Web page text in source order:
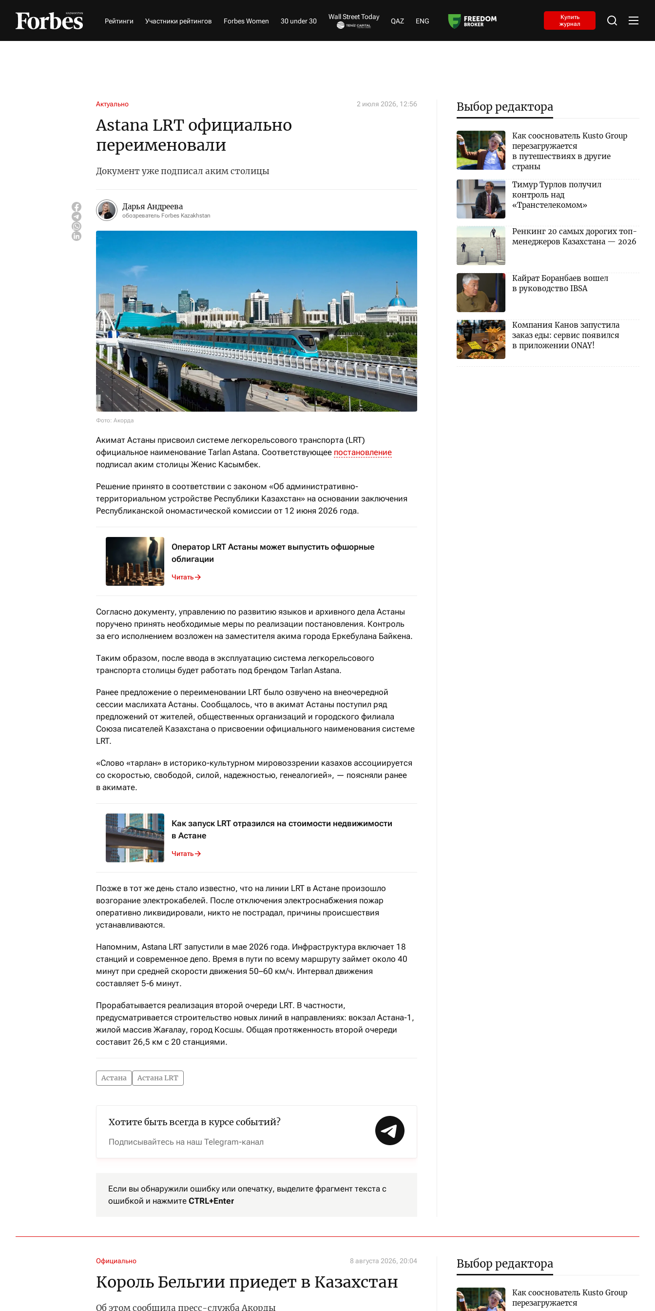
Рейтинги Участники рейтингов Forbes Women 30 under 30
Wall Street Today
QAZ ENG
Купить
журнал
Актуально 2 июля 2026, 12:56
Astana LRT официально
переименовали
Документ уже подписал аким столицы
Дарья Андреева
обозреватель Forbes Kazakhstan
Фото: Акорда
Акимат Астаны присвоил системе легкорельсового транспорта (LRT)
официальное наименование Tarlan Astana. Соответствующее постановление
подписал аким столицы Женис Касымбек.
Решение принято в соответствии с законом «Об административно-
территориальном устройстве Республики Казахстан» на основании заключения
Республиканской ономастической комиссии от 12 июня 2026 года.
Оператор LRT Астаны может выпустить офшорные
облигации
Читать
Согласно документу, управлению по развитию языков и архивного дела Астаны
поручено принять необходимые меры по реализации постановления. Контроль
за его исполнением возложен на заместителя акима города Еркебулана Байкена.
Таким образом, после ввода в эксплуатацию система легкорельсового
транспорта столицы будет работать под брендом Tarlan Astana.
Ранее предложение о переименовании LRT было озвучено на внеочередной
сессии маслихата Астаны. Сообщалось, что в акимат Астаны поступил ряд
предложений от жителей, общественных организаций и городского филиала
Союза писателей Казахстана о присвоении официального наименования системе
LRT.
«Слово «тарлан» в историко-культурном мировоззрении казахов ассоциируется
со скоростью, свободой, силой, надежностью, генеалогией», — поясняли ранее
в акимате.
Как запуск LRT отразился на стоимости недвижимости
в Астане
Читать
Позже в тот же день стало известно, что на линии LRT в Астане произошло
возгорание электрокабелей. После отключения электроснабжения пожар
оперативно ликвидировали, никто не пострадал, причины происшествия
устанавливаются.
Напомним, Astana LRT запустили в мае 2026 года. Инфраструктура включает 18
станций и современное депо. Время в пути по всему маршруту займет около 40
минут при средней скорости движения 50–60 км/ч. Интервал движения
составляет 5-6 минут.
Прорабатывается реализация второй очереди LRT. В частности,
предусматривается строительство новых линий в направлениях: вокзал Астана-1,
жилой массив Жағалау, город Косшы. Общая протяженность второй очереди
составит 26,5 км с 20 станциями.
Астана Астана LRT
Хотите быть всегда в курсе событий?
Подписывайтесь на наш Telegram-канал
Если вы обнаружили ошибку или опечатку, выделите фрагмент текста с
ошибкой и нажмите CTRL+Enter
Выбор редактора
Как сооснователь Kusto Group
перезагружается
в путешествиях в другие
страны
Тимур Турлов получил
контроль над
«Транстелекомом»
Ренкинг 20 самых дорогих топ-
менеджеров Казахстана — 2026
Кайрат Боранбаев вошел
в руководство IBSA
Компания Канов запустила
заказ еды: сервис появился
в приложении ONAY!
Официально 8 августа 2026, 20:04
Король Бельгии приедет в Казахстан
Об этом сообщила пресс-служба Акорды
Выбор редактора
Как сооснователь Kusto Group
перезагружается